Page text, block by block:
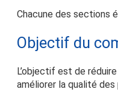
Chacune des sections
Objectif du
L’objectif est de
améliorer la qualité des